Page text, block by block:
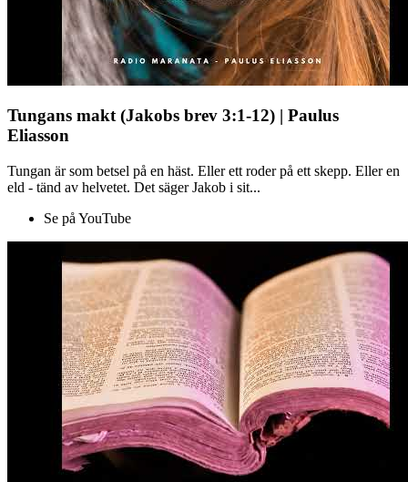
Tungans makt (Jakobs brev 3:1-12) | Paulus
Eliasson
Tungan är som betsel på en häst. Eller ett roder på ett skepp. Eller en
eld - tänd av helvetet. Det säger Jakob i sit...
Se på YouTube